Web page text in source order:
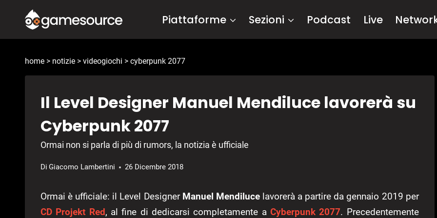
contenuto
Piattaforme Sezioni Podcast Live
home > notizie > videogiochi > cyberpunk 2077
Il Level Designer Manuel Mendiluce lavorerà su
Cyberpunk 2077
Ormai non si parla di più di rumors, la notizia è ufficiale
Di Giacomo Lambertini 26 Dicembre 2018
Ormai è ufficiale: il Level Designer Manuel Mendiluce lavorerà a partire da gennaio 2019 per
CD Projekt Red, al fine di dedicarsi completamente a Cyberpunk 2077. Precedentemente